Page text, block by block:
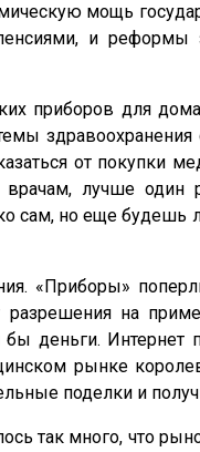
мощь
и реформы
приборов для
здравоохранения
от покупки
лучше один
сам, но еще будешь
«Приборы»
разрешения на
бы деньги.
рынке
поделки и
так много, что